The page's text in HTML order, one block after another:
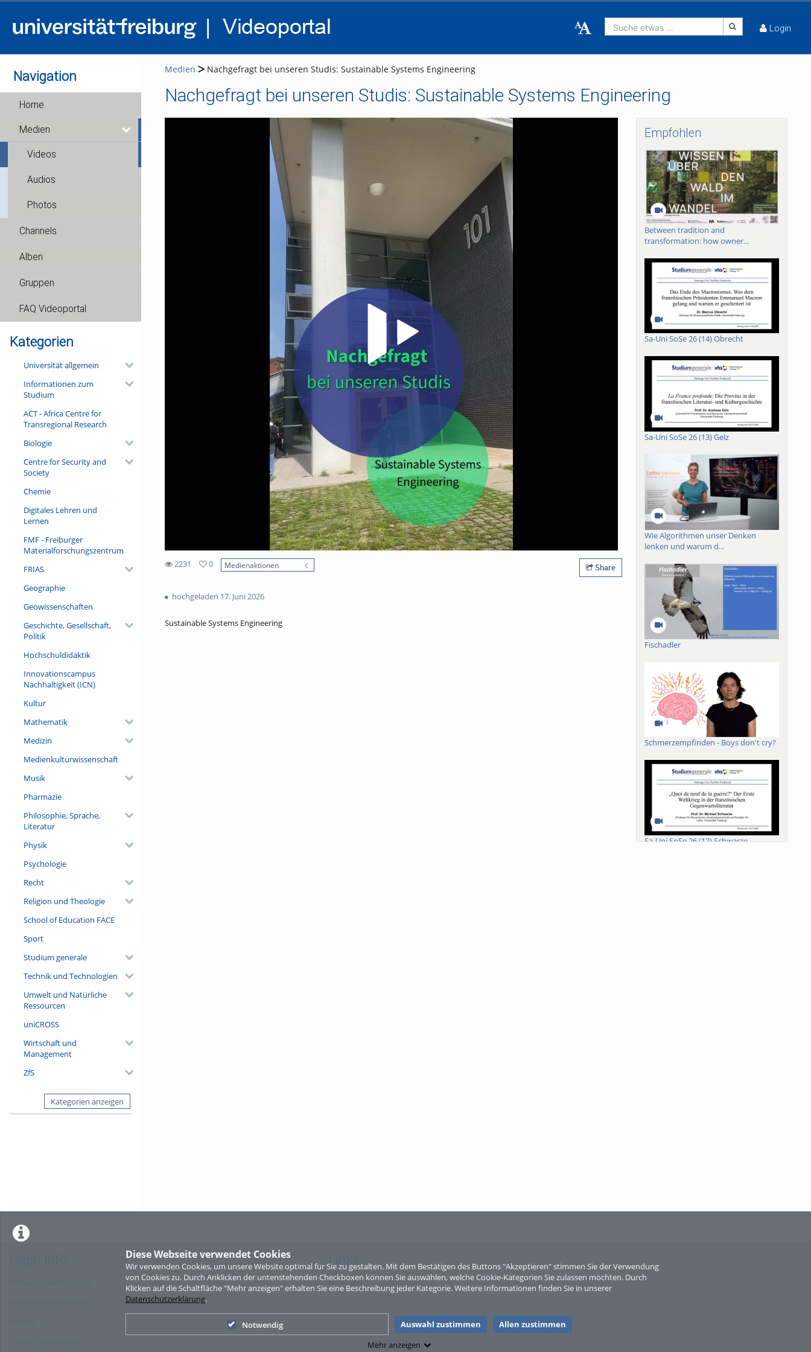
Diese Webseite verwendet Cookies
Wir verwenden Cookies, um unsere Website optimal für Sie zu gestalten. Mit dem Bestätigen des Buttons "Akzeptieren" stimmen Sie der Verwendung
von Cookies zu. Durch Anklicken der untenstehenden Checkboxen können Sie auswählen, welche Cookie-Kategorien Sie zulassen möchten. Durch
Klicken auf die Schaltfläche "Mehr anzeigen" erhalten Sie eine Beschreibung jeder Kategorie. Weitere Informationen finden Sie in unserer
Datenschutzerklärung.
Notwendig Auswahl zustimmen
Allen zustimmen
Mehr anzeigen
Suche etwas ... Login
Navigation
Home
Medien
Videos
Audios
Photos
Channels
Alben
Gruppen
FAQ Videoportal
Kategorien
Universität allgemein
Informationen zum
Studium
ACT - Africa Centre for
Transregional Research
Biologie
Centre for Security and
Society
Chemie
Digitales Lehren und
Lernen
FMF - Freiburger
Materialforschungszentrum
FRIAS
Geographie
Geowissenschaften
Geschichte, Gesellschaft,
Politik
Hochschuldidaktik
Innovationscampus
Nachhaltigkeit (ICN)
Kultur
Mathematik
Medizin
Medienkulturwissenschaft
Musik
Pharmazie
Philosophie, Sprache,
Literatur
Physik
Psychologie
Recht
Religion und Theologie
School of Education FACE
Sport
Studium generale
Technik und Technologien
Umwelt und Natürliche
Ressourcen
uniCROSS
Wirtschaft und
Management
ZfS
Kategorien anzeigen
Medien Nachgefragt bei unseren Studis: Sustainable Systems Engineering
Nachgefragt bei unseren Studis: Sustainable Systems Engineering
Video abspielen
2231
0
Medienaktionen Share
hochgeladen 17. Juni 2026
Sustainable Systems Engineering
Empfohlen
Between tradition and
transformation: how owner...
Sa-Uni SoSe 26 (14) Obrecht
Sa-Uni SoSe 26 (13) Gelz
Wie Algorithmen unser Denken
lenken und warum d...
Fischadler
Schmerzempfinden - Boys don't cry?
Sa-Uni SoSe 26 (12) Schwarze
Sperber
Links
Sitemap